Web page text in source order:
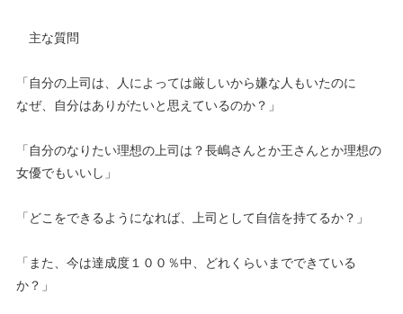
主な質問
「自分の上司は、人によっては厳しいから嫌な人もいたのに
なぜ、自分はありがたいと思えているのか？」
「自分のなりたい理想の上司は？長嶋さんとか王さんとか理想の
女優でもいいし」
「どこをできるようになれば、上司として自信を持てるか？」
「また、今は達成度１００％中、どれくらいまでできている
か？」